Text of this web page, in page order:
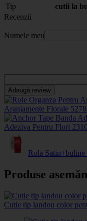
Tip
cutii la
Recenzii
Numele meu
Adaugă review
Aranjamente Florale 5278
Adeziva Pentru Flori 2310
Rola
Produse
Cutie tip landou color